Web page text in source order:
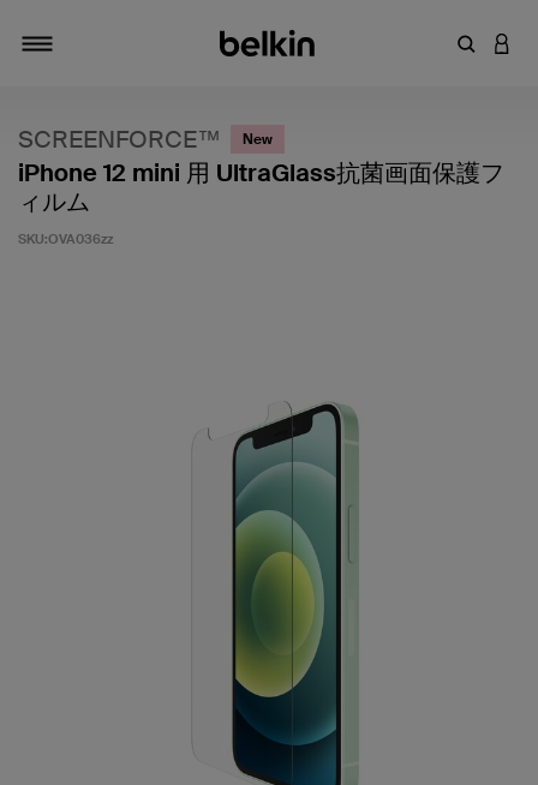
キーワアカ
SCREENFORCE™ New
iPhone 12 mini 用 UltraGlass抗菌画面保護フ
ィルム
SKU:OVA036zz